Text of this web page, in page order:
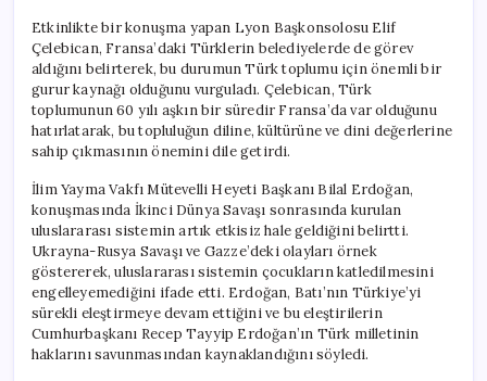
Etkinlikte bir konuşma yapan Lyon Başkonsolosu Elif
Çelebican, Fransa’daki Türklerin belediyelerde de görev
aldığını belirterek, bu durumun Türk toplumu için önemli bir
gurur kaynağı olduğunu vurguladı. Çelebican, Türk
toplumunun 60 yılı aşkın bir süredir Fransa’da var olduğunu
hatırlatarak, bu topluluğun diline, kültürüne ve dini değerlerine
sahip çıkmasının önemini dile getirdi.
İlim Yayma Vakfı Mütevelli Heyeti Başkanı Bilal Erdoğan,
konuşmasında İkinci Dünya Savaşı sonrasında kurulan
uluslararası sistemin artık etkisiz hale geldiğini belirtti.
Ukrayna-Rusya Savaşı ve Gazze’deki olayları örnek
göstererek, uluslararası sistemin çocukların katledilmesini
engelleyemediğini ifade etti. Erdoğan, Batı’nın Türkiye’yi
sürekli eleştirmeye devam ettiğini ve bu eleştirilerin
Cumhurbaşkanı Recep Tayyip Erdoğan’ın Türk milletinin
haklarını savunmasından kaynaklandığını söyledi.